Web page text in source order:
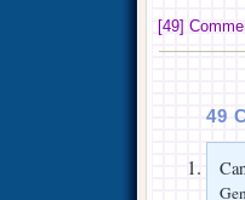
[49]
49